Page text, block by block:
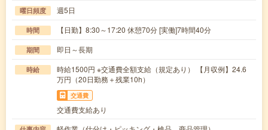
曜日頻度 週5日
時間 【日勤】8:30～17:20 休憩70分 [実働]7時間40分
期間 即日～長期
時給
時給1500円 ※交通費全額支給（規定あり） 【月収例】24.6
万円（20日勤務＋残業10h）
交通費
交通費支給あり